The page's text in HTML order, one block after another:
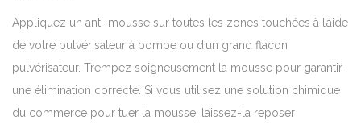
Appliquez un anti-mousse sur toutes les zones touchées à l’aide
de votre pulvérisateur à pompe ou d’un grand flacon
pulvérisateur. Trempez soigneusement la mousse pour garantir
une élimination correcte. Si vous utilisez une solution chimique
du commerce pour tuer la mousse, laissez-la reposer